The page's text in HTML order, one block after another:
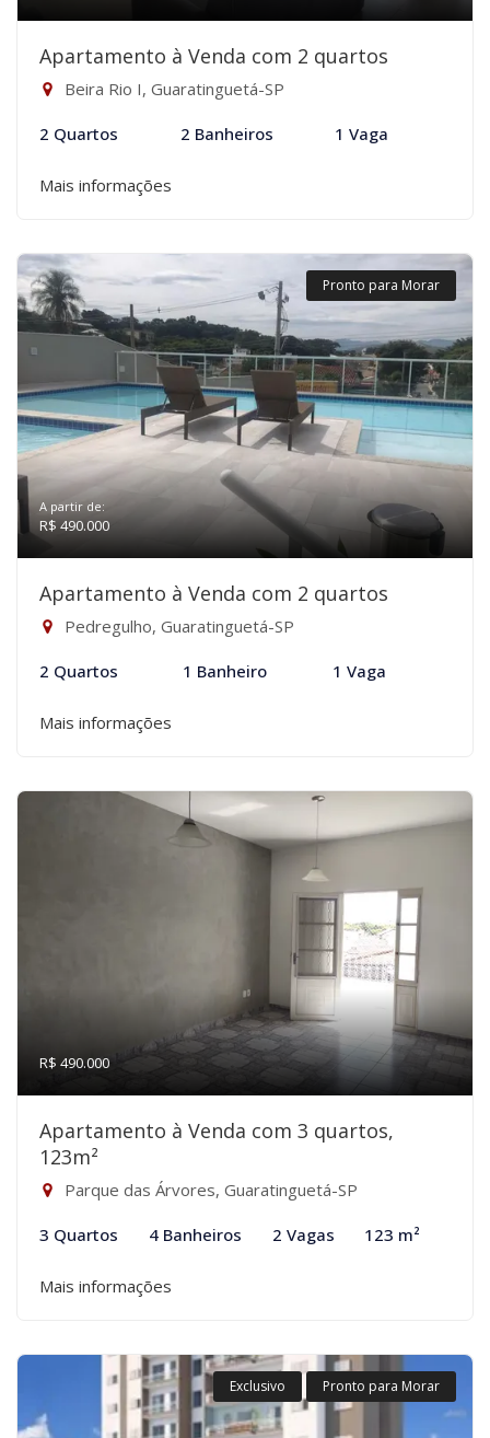
Apartamento à Venda com 2 quartos
Beira Rio I, Guaratinguetá-SP
2 Quartos 2 Banheiros 1 Vaga
Mais informações
Pronto para Morar
A partir de:
R$ 490.000
Apartamento à Venda com 2 quartos
Pedregulho, Guaratinguetá-SP
2 Quartos 1 Banheiro 1 Vaga
Mais informações
R$ 490.000
Apartamento à Venda com 3 quartos,
123m²
Parque das Árvores, Guaratinguetá-SP
3 Quartos 4 Banheiros 2 Vagas 123 m²
Mais informações
Exclusivo Pronto para Morar